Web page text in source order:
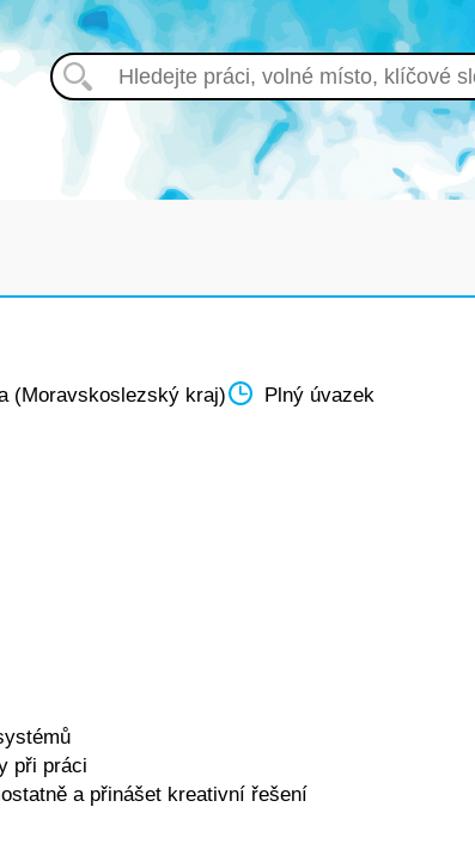
(Moravskoslezský kraj) Plný úvazek
při práci
a přinášet kreativní řešení